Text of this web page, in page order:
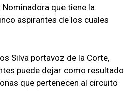
que tiene la
aspirantes de los cuales
Silva portavoz de la Corte,
puede dejar como resultado
que pertenecen al circuito